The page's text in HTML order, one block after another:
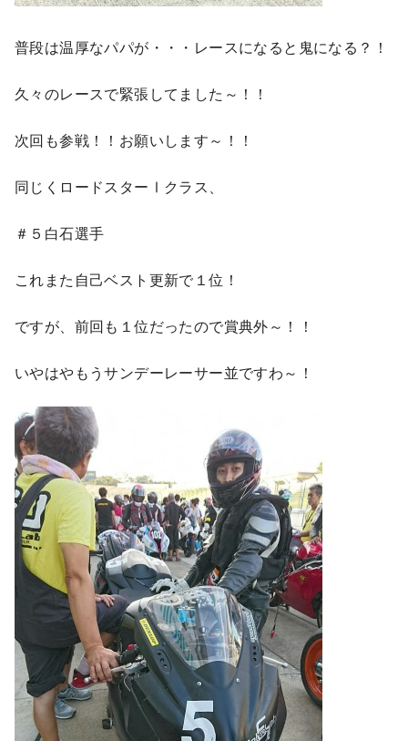
普段は温厚なパパが・・・レースになると鬼になる？！
久々のレースで緊張してました～！！
次回も参戦！！お願いします～！！
同じくロードスターⅠクラス、
＃５白石選手
これまた自己ベスト更新で１位！
ですが、前回も１位だったので賞典外～！！
いやはやもうサンデーレーサー並ですわ～！